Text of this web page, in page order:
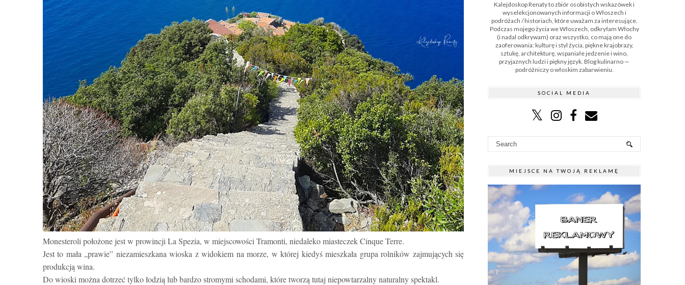
Monesteroli położone jest w prowincji La Spezia, w miejscowości Tramonti, niedaleko miasteczek Cinque Terre.
Jest to mała „prawie” niezamieszkana wioska z widokiem na morze, w której kiedyś mieszkała grupa rolników zajmujących się
produkcją wina.
Do wioski można dotrzeć tylko łodzią lub bardzo stromymi schodami, które tworzą tutaj niepowtarzalny naturalny spektakl.
Kalejdoskop Renaty to zbiór osobistych wskazówek i
wyselekcjonowanych informacji o Włoszech i
podróżach / historiach, które uważam za interesujące.
Podczas mojego życia we Włoszech, odkryłam Włochy
(i nadal odkrywam) oraz wszystko, co mają one do
zaoferowania: kulturę i styl życia, piękne krajobrazy,
sztukę, architekturę, wspaniałe jedzenie i wino,
przyjaznych ludzi i piękny język. Blog kulinarno —
podróżniczy o włoskim zabarwieniu.
SOCIAL MEDIA
MIEJSCE NA TWOJĄ REKLAMĘ